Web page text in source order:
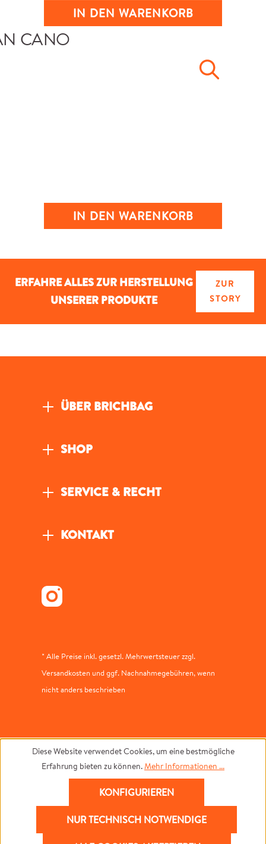
IN DEN WARENKORB
IN DEN WARENKORB
ERFAHRE ALLES ZUR HERSTELLUNG
UNSERER PRODUKTE
ZUR
STORY
ÜBER BRICHBAG
SHOP
SERVICE & RECHT
KONTAKT
* Alle Preise inkl. gesetzl. Mehrwertsteuer zzgl.
Versandkosten und ggf. Nachnahmegebühren, wenn
nicht anders beschrieben
Diese Website verwendet Cookies, um eine bestmögliche
Erfahrung bieten zu können.Mehr Informationen ...
NUR TECHNISCH NOTWENDIGE
KONFIGURIEREN